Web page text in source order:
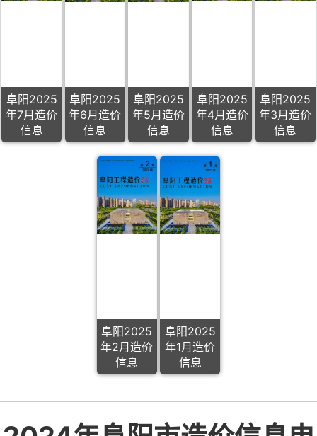
阜阳2025
年7月造价
信息
阜阳2025
年6月造价
信息
阜阳2025
年5月造价
信息
阜阳2025
年4月造价
信息
阜阳2025
年3月造价
信息
阜阳2025
年2月造价
信息
阜阳2025
年1月造价
信息